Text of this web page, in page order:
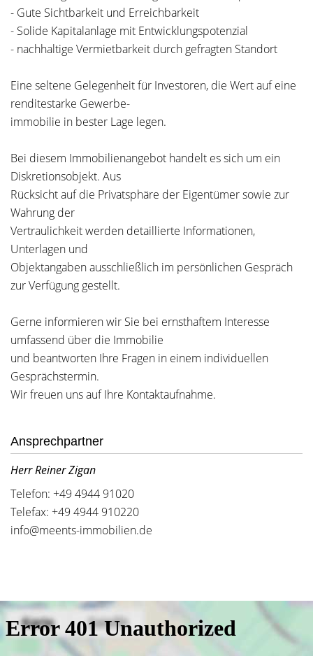
- Gute Sichtbarkeit und Erreichbarkeit
- Solide Kapitalanlage mit Entwicklungspotenzial
- nachhaltige Vermietbarkeit durch gefragten Standort
Eine seltene Gelegenheit für Investoren, die Wert auf eine
renditestarke Gewerbe-
immobilie in bester Lage legen.
Bei diesem Immobilienangebot handelt es sich um ein
Diskretionsobjekt. Aus
Rücksicht auf die Privatsphäre der Eigentümer sowie zur
Wahrung der
Vertraulichkeit werden detaillierte Informationen,
Unterlagen und
Objektangaben ausschließlich im persönlichen Gespräch
zur Verfügung gestellt.
Gerne informieren wir Sie bei ernsthaftem Interesse
umfassend über die Immobilie
und beantworten Ihre Fragen in einem individuellen
Gesprächstermin.
Wir freuen uns auf Ihre Kontaktaufnahme.
Ansprechpartner
Herr Reiner Zigan
Telefon: +49 4944 91020
Telefax: +49 4944 910220
info@meents-immobilien.de